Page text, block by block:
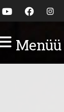
Menüü